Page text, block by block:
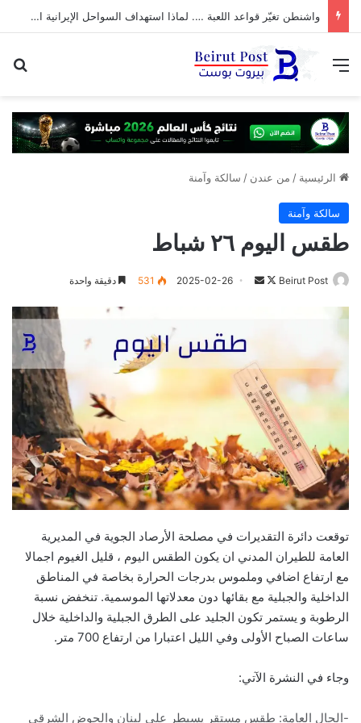
واشنطن تغيّر قواعد اللعبة …. لماذا استهداف السواحل الإيرانية الآن؟
القائمة
الرئيسية / من عندن / سالكة وآمنة
سالكة وآمنة
طقس اليوم ٢٦ شباط
Beirut Post
تابعأرسل 2025-02-26
531 دقيقة واحدة
توقعت دائرة التقديرات في مصلحة الأرصاد الجوية في المديرية
العامة للطيران المدني ان يكون الطقس اليوم ، قليل الغيوم اجمالا
مع ارتفاع اضافي وملموس بدرجات الحرارة بخاصة في المناطق
الداخلية والجبلية مع بقائها دون معدلاتها الموسمية. تنخفض نسبة
الرطوبة و يستمر تكون الجليد على الطرق الجبلية والداخلية خلال
ساعات الصباح الأولى وفي الليل اعتبارا من ارتفاع 700 متر.
وجاء في النشرة الآتي:
-الحال العامة: طقس مستقر يسيطر على لبنان والحوض الشرقي